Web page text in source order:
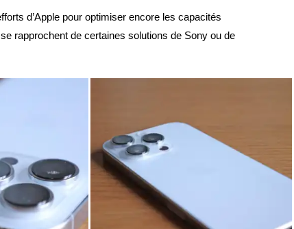
d’Apple pour optimiser encore les capacités
rapprochent de certaines solutions de Sony ou de